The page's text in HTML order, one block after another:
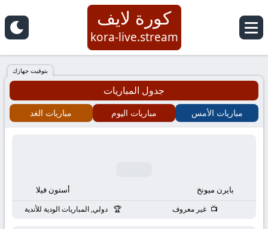
كورة
لايف
|
koora
مباريات
كورة لايف
kora-live.stream
بتوقيت جهازك
جدول المباريات
مباريات الأمس مباريات اليوم مباريات الغد
بايرن ميونخ أستون فيلا
غير معروف دولي, المباريات الودية للأندية